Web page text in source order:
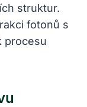
struktur.
fotonů s
procesu